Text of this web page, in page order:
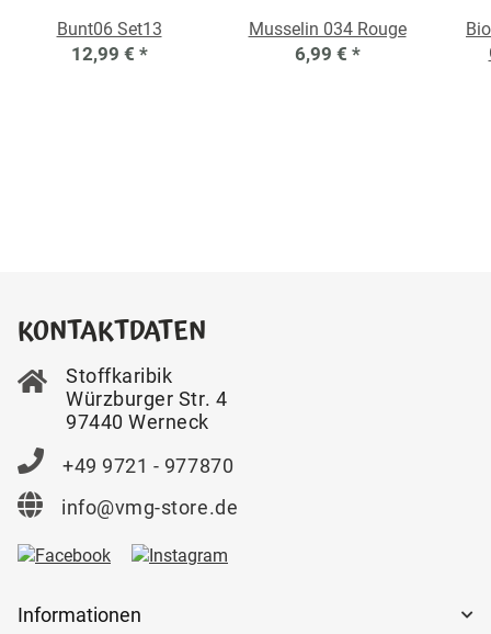
Bunt06 Set13
12,99 € *
Musselin 034 Rouge
6,99 € *
KONTAKTDATEN
Stoffkaribik
Würzburger Str. 4
97440 Werneck
+49 9721 - 977870
info@vmg-store.de
Informationen